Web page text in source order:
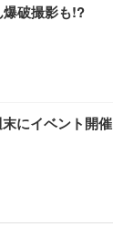
破撮影も!?
にイベント開催